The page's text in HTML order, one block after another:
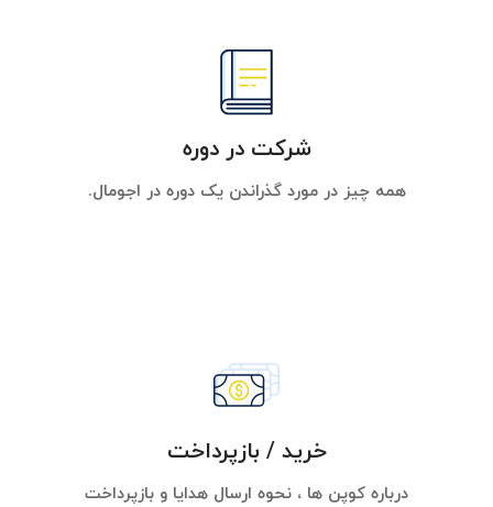
شرکت در دوره
همه چیز در مورد گذراندن یک دوره در اجومال.
خرید / بازپرداخت
درباره کوپن ها ، نحوه ارسال هدایا و بازپرداخت